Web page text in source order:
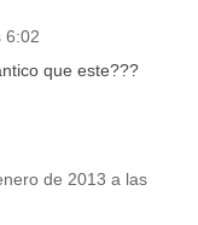
6:02
que este???
de 2013 a las